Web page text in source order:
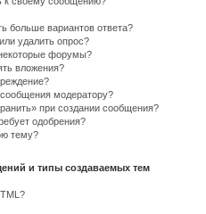
больше вариантов ответа?
удалить опрос?
форумы?
вложения?
модератору?
при создании сообщения?
одобрения?
тему?
и типы создаваемых тем